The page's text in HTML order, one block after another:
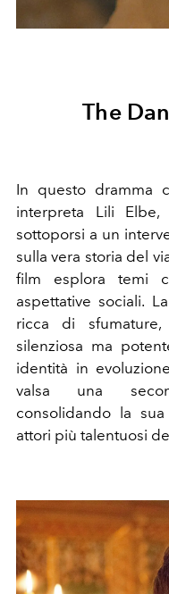
The
In questo dramma
interpreta Lili
sottoporsi a un
sulla vera storia del
film esplora temi
aspettative sociali.
ricca di sfumature,
silenziosa ma
identità in
valsa una
consolidando la
attori più talentuosi